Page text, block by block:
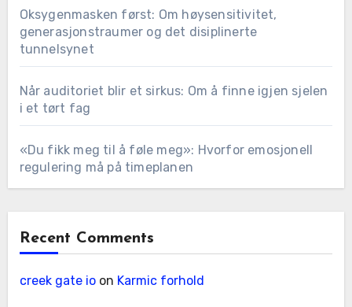
Oksygenmasken først: Om høysensitivitet,
generasjonstraumer og det disiplinerte
tunnelsynet
Når auditoriet blir et sirkus: Om å finne igjen sjelen
i et tørt fag
«Du fikk meg til å føle meg»: Hvorfor emosjonell
regulering må på timeplanen
Recent Comments
creek gate ioon Karmic forhold